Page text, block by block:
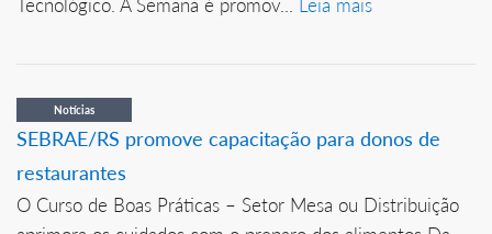
Tecnológico. A Semana é promov... Leia mais
Notícias
SEBRAE/RS promove capacitação para donos de
restaurantes
O Curso de Boas Práticas – Setor Mesa ou Distribuição